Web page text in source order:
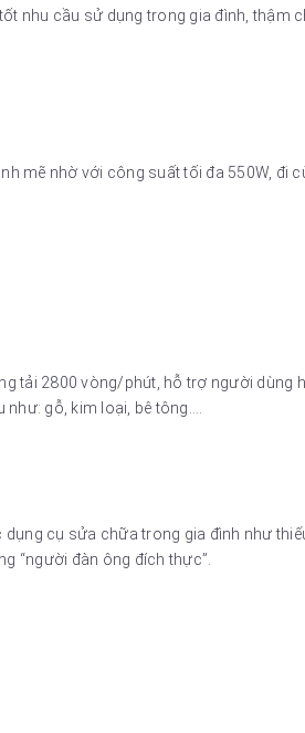
nhu cầu sử dụng trong gia đình, thậm
mẽ nhờ với công suất tối đa 550W, đi
tải 2800 vòng/phút, hỗ trợ người
gỗ, kim loại, bê tông....
cụ sửa chữa trong gia đình như
“người đàn ông đích thực”.